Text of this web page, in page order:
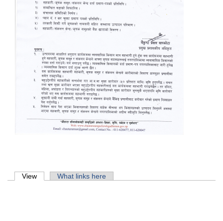
Primary tabs
View (active tab)What links here